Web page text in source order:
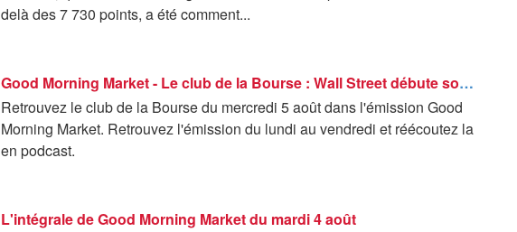
delà des 7 730 points, a été comment...
Good Morning Market - Le club de la Bourse : Wall Street débute son rallye boursier de l'été - 05/08
Retrouvez le club de la Bourse du mercredi 5 août dans l'émission Good
Morning Market. Retrouvez l'émission du lundi au vendredi et réécoutez la
en podcast.
L'intégrale de Good Morning Market du mardi 4 août